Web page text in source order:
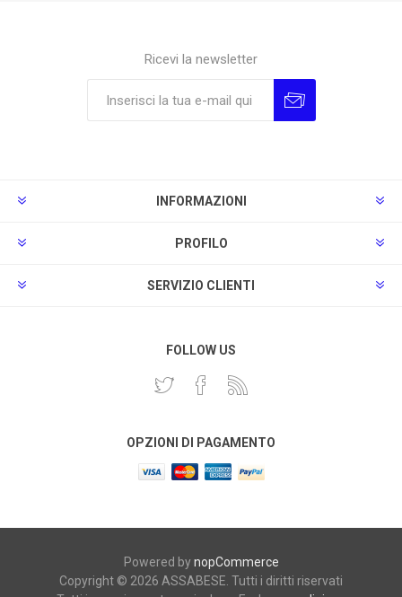
Ricevi la newsletter
INFORMAZIONI
PROFILO
SERVIZIO CLIENTI
FOLLOW US
OPZIONI DI PAGAMENTO
Powered bynopCommerce
Copyright © 2026 ASSABESE. Tutti i diritti riservati